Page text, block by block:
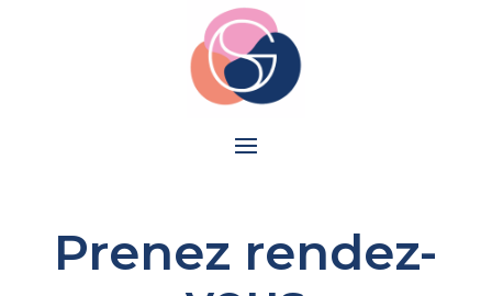
Prenez rendez-